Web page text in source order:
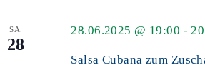
SA.
28
Salsa Cubana zum
28.06.2025 @ 19:00 -